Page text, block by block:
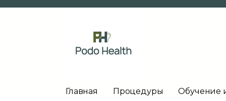
Главная Процедуры Обучение